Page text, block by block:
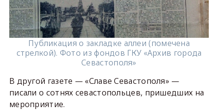
Публикация о закладке аллеи (помечена
стрелкой). Фото из фондов ГКУ «Архив города
Севастополя»
В другой газете — «Славе Севастополя» —
писали о сотнях севастопольцев, пришедших на
мероприятие.